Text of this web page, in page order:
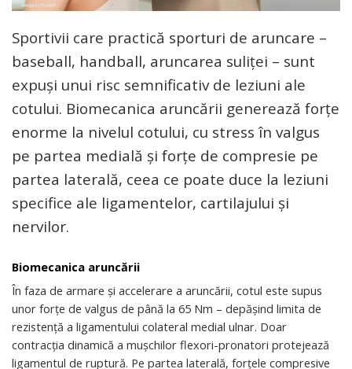
Sportivii care practică sporturi de aruncare –
baseball, handball, aruncarea suliței – sunt
expuși unui risc semnificativ de leziuni ale
cotului. Biomecanica aruncării generează forțe
enorme la nivelul cotului, cu stress în valgus
pe partea medială și forțe de compresie pe
partea laterală, ceea ce poate duce la leziuni
specifice ale ligamentelor, cartilajului și
nervilor.
Biomecanica aruncării
În faza de armare și accelerare a aruncării, cotul este supus
unor forțe de valgus de până la 65 Nm – depășind limita de
rezistență a ligamentului colateral medial ulnar. Doar
contracția dinamică a mușchilor flexori-pronatori protejează
ligamentul de ruptură. Pe partea laterală, forțele compresive